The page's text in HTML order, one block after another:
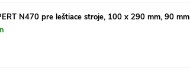
N470 pre leštiace stroje, 100 x 290 mm, 90